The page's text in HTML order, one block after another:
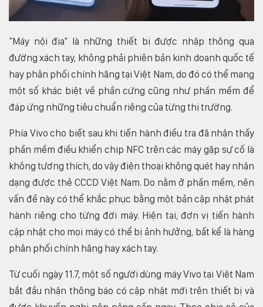
"Máy nội địa" là những thiết bị được nhập thông qua
đường xách tay, không phải phiên bản kinh doanh quốc tế
hay phân phối chính hãng tại Việt Nam, do đó có thể mang
một số khác biệt về phần cứng cũng như phần mềm để
đáp ứng những tiêu chuẩn riêng của từng thị trường.
Phía Vivo cho biết sau khi tiến hành điều tra đã nhận thấy
phần mềm điều khiển chip NFC trên các máy gặp sự cố là
không tương thích, do vậy điện thoại không quét hay nhận
dạng được thẻ CCCD Việt Nam. Do nằm ở phần mềm, nên
vấn đề này có thể khắc phục bằng một bản cập nhật phát
hành riêng cho từng đời máy. Hiện tại, đơn vị tiến hành
cập nhật cho mọi máy có thể bị ảnh hưởng, bất kể là hàng
phân phối chính hãng hay xách tay.
Từ cuối ngày 11.7, một số người dùng máy Vivo tại Việt Nam
bắt đầu nhận thông báo có cập nhật mới trên thiết bị và